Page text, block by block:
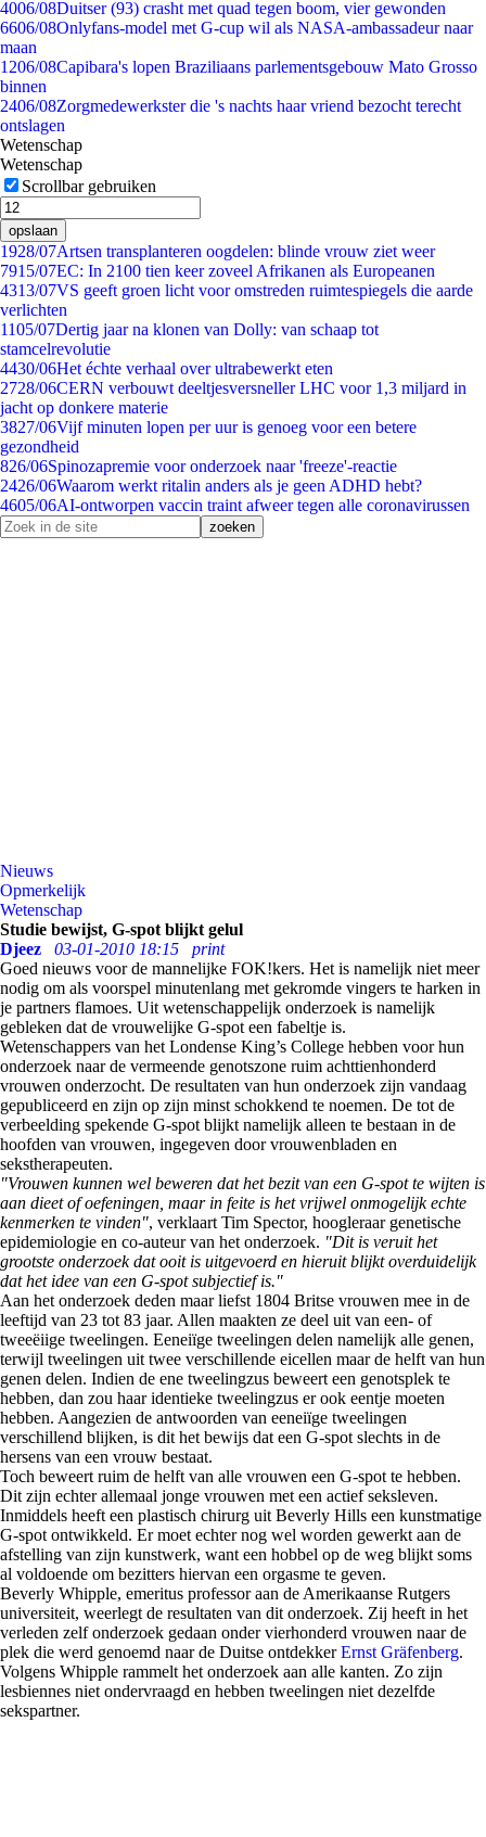
4006/08Duitser (93) crasht met quad tegen boom, vier gewonden
6606/08Onlyfans-model met G-cup wil als NASA-ambassadeur naar
maan
1206/08Capibara's lopen Braziliaans parlementsgebouw Mato Grosso
binnen
2406/08Zorgmedewerkster die 's nachts haar vriend bezocht terecht
ontslagen
Wetenschap
Wetenschap
Scrollbar gebruiken
opslaan
1928/07Artsen transplanteren oogdelen: blinde vrouw ziet weer
7915/07EC: In 2100 tien keer zoveel Afrikanen als Europeanen
4313/07VS geeft groen licht voor omstreden ruimtespiegels die aarde
verlichten
1105/07Dertig jaar na klonen van Dolly: van schaap tot
stamcelrevolutie
4430/06Het échte verhaal over ultrabewerkt eten
2728/06CERN verbouwt deeltjesversneller LHC voor 1,3 miljard in
jacht op donkere materie
3827/06Vijf minuten lopen per uur is genoeg voor een betere
gezondheid
826/06Spinozapremie voor onderzoek naar 'freeze'-reactie
2426/06Waarom werkt ritalin anders als je geen ADHD hebt?
4605/06AI-ontworpen vaccin traint afweer tegen alle coronavirussen
Nieuws
Opmerkelijk
Wetenschap
Studie bewijst, G-spot blijkt gelul
Djeez
03-01-2010 18:15
print
Goed nieuws voor de mannelijke FOK!kers. Het is namelijk niet meer
nodig om als voorspel minutenlang met gekromde vingers te harken in
je partners flamoes. Uit wetenschappelijk onderzoek is namelijk
gebleken dat de vrouwelijke G-spot een fabeltje is.
Wetenschappers van het Londense King’s College hebben voor hun
onderzoek naar de vermeende genotszone ruim achttienhonderd
vrouwen onderzocht. De resultaten van hun onderzoek zijn vandaag
gepubliceerd en zijn op zijn minst schokkend te noemen. De tot de
verbeelding spekende G-spot blijkt namelijk alleen te bestaan in de
hoofden van vrouwen, ingegeven door vrouwenbladen en
sekstherapeuten.
"Vrouwen kunnen wel beweren dat het bezit van een G-spot te wijten is
aan dieet of oefeningen, maar in feite is het vrijwel onmogelijk echte
kenmerken te vinden", verklaart Tim Spector, hoogleraar genetische
epidemiologie en co-auteur van het onderzoek. "Dit is veruit het
grootste onderzoek dat ooit is uitgevoerd en hieruit blijkt overduidelijk
dat het idee van een G-spot subjectief is."
Aan het onderzoek deden maar liefst 1804 Britse vrouwen mee in de
leeftijd van 23 tot 83 jaar. Allen maakten ze deel uit van een- of
tweeëiige tweelingen. Eeneiïge tweelingen delen namelijk alle genen,
terwijl tweelingen uit twee verschillende eicellen maar de helft van hun
genen delen. Indien de ene tweelingzus beweert een genotsplek te
hebben, dan zou haar identieke tweelingzus er ook eentje moeten
hebben. Aangezien de antwoorden van eeneiïge tweelingen
verschillend blijken, is dit het bewijs dat een G-spot slechts in de
hersens van een vrouw bestaat.
Toch beweert ruim de helft van alle vrouwen een G-spot te hebben.
Dit zijn echter allemaal jonge vrouwen met een actief seksleven.
Inmiddels heeft een plastisch chirurg uit Beverly Hills een kunstmatige
G-spot ontwikkeld. Er moet echter nog wel worden gewerkt aan de
afstelling van zijn kunstwerk, want een hobbel op de weg blijkt soms
al voldoende om bezitters hiervan een orgasme te geven.
Beverly Whipple, emeritus professor aan de Amerikaanse Rutgers
universiteit, weerlegt de resultaten van dit onderzoek. Zij heeft in het
verleden zelf onderzoek gedaan onder vierhonderd vrouwen naar de
plek die werd genoemd naar de Duitse ontdekkerErnst Gräfenberg.
Volgens Whipple rammelt het onderzoek aan alle kanten. Zo zijn
lesbiennes niet ondervraagd en hebben tweelingen niet dezelfde
sekspartner.